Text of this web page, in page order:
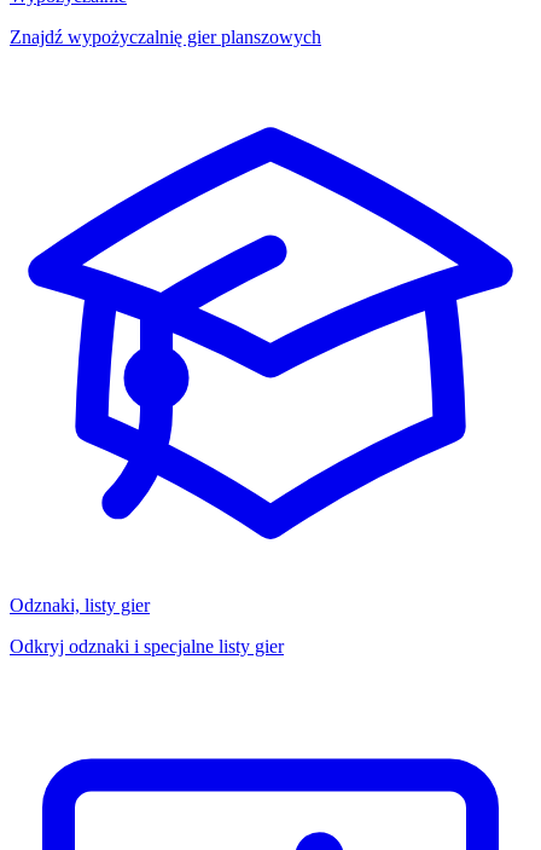
Znajdź wypożyczalnię gier planszowych
Odznaki, listy gier
Odkryj odznaki i specjalne listy gier